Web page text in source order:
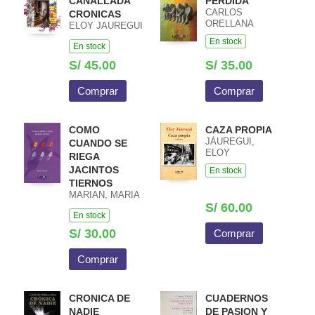
CRONICAS
ELOY JAUREGUI
En stock
S/ 45.00
Comprar
CARLOS
ORELLANA
En stock
S/ 35.00
Comprar
COMO
CUANDO SE
RIEGA
JACINTOS
TIERNOS
MARIAN, MARIA
En stock
S/ 30.00
Comprar
CAZA PROPIA
JÁUREGUI,
ELOY
En stock
S/ 60.00
Comprar
CRONICA DE
NADIE
CUADERNOS
DE PASION Y